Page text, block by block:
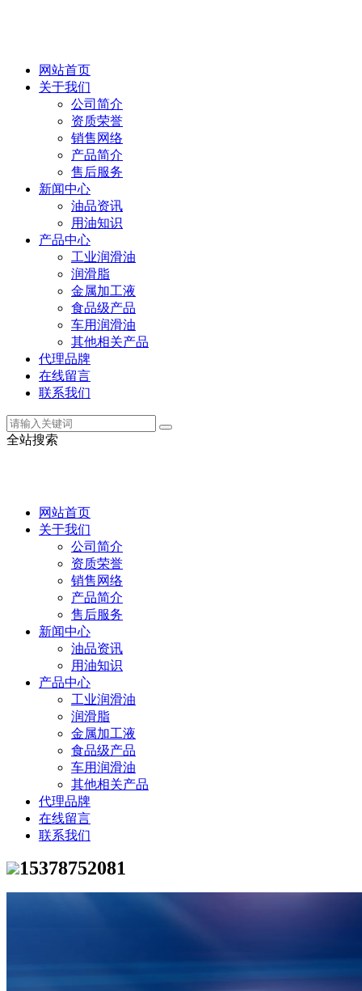
网站首页
关于我们
公司简介
资质荣誉
销售网络
产品简介
售后服务
新闻中心
油品资讯
用油知识
产品中心
工业润滑油
润滑脂
金属加工液
食品级产品
车用润滑油
其他相关产品
代理品牌
在线留言
联系我们
全站搜索
网站首页
关于我们
公司简介
资质荣誉
销售网络
产品简介
售后服务
新闻中心
油品资讯
用油知识
产品中心
工业润滑油
润滑脂
金属加工液
食品级产品
车用润滑油
其他相关产品
代理品牌
在线留言
联系我们
15378752081